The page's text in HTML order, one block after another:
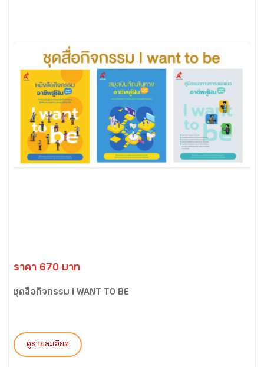
ราคา 670 บาท
ชุดสื่อกิจกรรม I WANT TO BE
ดูรายละเอียด